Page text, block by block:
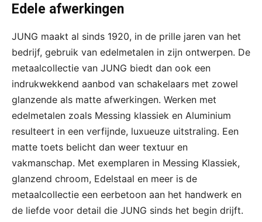
Edele afwerkingen
JUNG maakt al sinds 1920, in de prille jaren van het
bedrijf, gebruik van edelmetalen in zijn ontwerpen. De
metaalcollectie van JUNG biedt dan ook een
indrukwekkend aanbod van schakelaars met zowel
glanzende als matte afwerkingen. Werken met
edelmetalen zoals Messing klassiek en Aluminium
resulteert in een verfijnde, luxueuze uitstraling. Een
matte toets belicht dan weer textuur en
vakmanschap. Met exemplaren in Messing Klassiek,
glanzend chroom, Edelstaal en meer is de
metaalcollectie een eerbetoon aan het handwerk en
de liefde voor detail die JUNG sinds het begin drijft.